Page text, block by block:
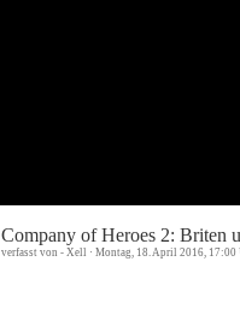
Company of Heroes 2: Briten
verfasst von - Xell · Montag, 18. April 2016, 17:00